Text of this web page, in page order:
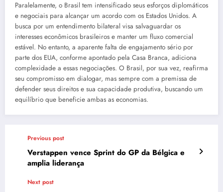
Paralelamente, o Brasil tem intensificado seus esforços diplomáticos
e negociais para alcançar um acordo com os Estados Unidos. A
busca por um entendimento bilateral visa salvaguardar os
interesses econômicos brasileiros e manter um fluxo comercial
estável. No entanto, a aparente falta de engajamento sério por
parte dos EUA, conforme apontado pela Casa Branca, adiciona
complexidade a essas negociações. O Brasil, por sua vez, reafirma
seu compromisso em dialogar, mas sempre com a premissa de
defender seus direitos e sua capacidade produtiva, buscando um
equilíbrio que beneficie ambas as economias.
Previous post
Verstappen vence Sprint do GP da Bélgica e
amplia liderança
Next post